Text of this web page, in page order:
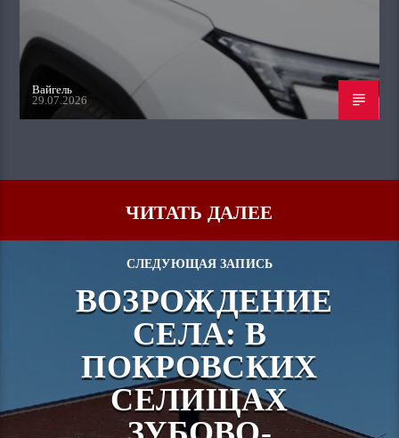
Вайгель
29.07.2026
ЧИТАТЬ ДАЛЕЕ
СЛЕДУЮЩАЯ ЗАПИСЬ
ВОЗРОЖДЕНИЕ
СЕЛА: В
ПОКРОВСКИХ
СЕЛИЩАХ